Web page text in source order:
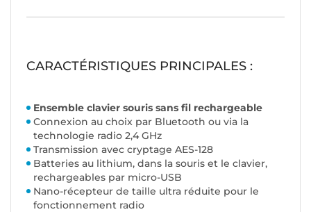
CARACTÉRISTIQUES PRINCIPALES :
Ensemble clavier souris sans fil rechargeable
Connexion au choix par Bluetooth ou via la
technologie radio 2,4 GHz
Transmission avec cryptage AES-128
Batteries au lithium, dans la souris et le clavier,
rechargeables par micro-USB
Nano-récepteur de taille ultra réduite pour le
fonctionnement radio